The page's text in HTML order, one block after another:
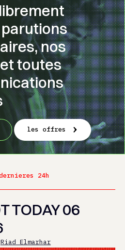
nos
toutes
les offres
24h
TODAY 06
Riad Elmarhar